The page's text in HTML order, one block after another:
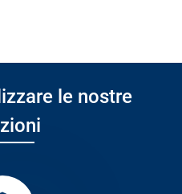
le nostre